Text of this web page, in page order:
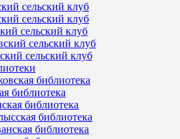
сельский клуб
сельский клуб
сельский клуб
сельский клуб
сельский клуб
библиотека
библиотека
библиотека
библиотека
библиотека